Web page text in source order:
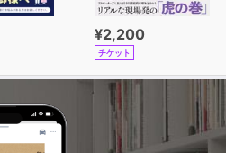
¥2,200
チケット